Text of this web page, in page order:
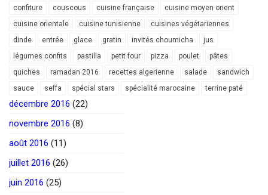
confiture couscous cuisine française
cuisine moyen orient
cuisine orientale
cuisine tunisienne
cuisines végétariennes
dinde
entrée glace gratin invités choumicha
jus
légumes confits
pastilla petit four pizza poulet
pâtes
quiches
ramadan 2016 recettes algerienne salade
sandwich
sauce
seffa spécial stars spécialité marocaine terrine paté
décembre 2016 (22)
novembre 2016 (8)
août 2016 (11)
juillet 2016 (26)
juin 2016 (25)